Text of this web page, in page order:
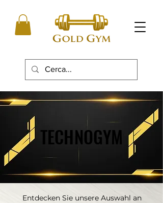
TECHNOGYM
TECHNOGYM
Entdecken Sie unsere Auswahl an